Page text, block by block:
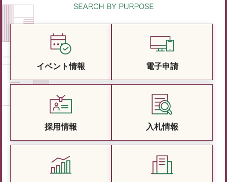
イベント情報 電子申請
採用情報 入札情報